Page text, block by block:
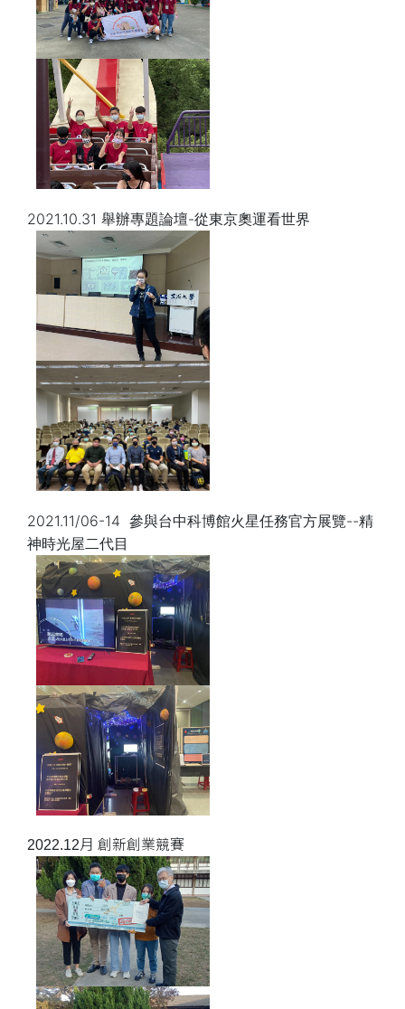
2021.10.31 舉辦專題論壇-從東京奧運看世界
2021.11/06-14 參與台中科博館火星任務官方展覽--精
神時光屋二代目
2022.12月 創新創業競賽